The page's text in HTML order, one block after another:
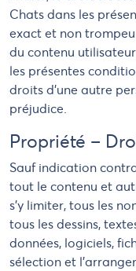
Chats dans les
exact et non
du contenu
les présentes
droits d'une autre
préjudice.
Propriété –
Sauf indication
tout le contenu et
s'y limiter, tous les
tous les dessins,
données, logiciels,
sélection et